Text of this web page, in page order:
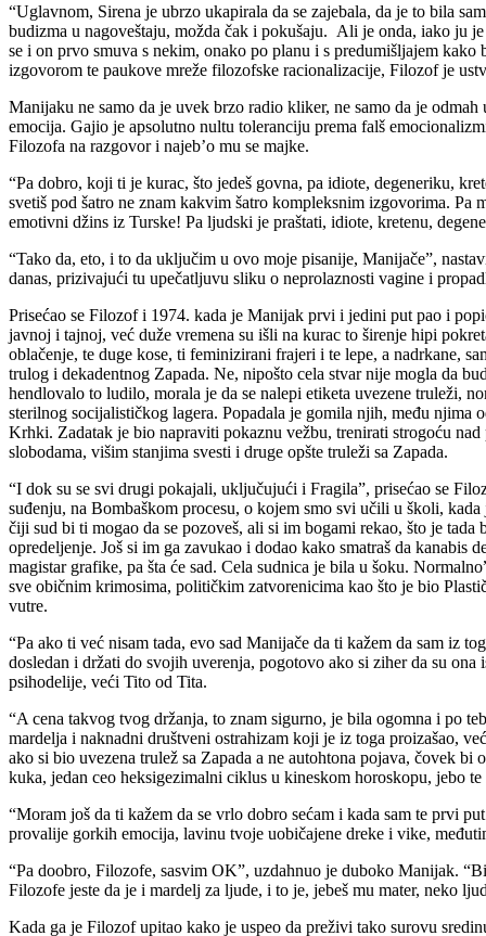
“Uglavnom, Sirena je ubrzo ukapirala da se zajebala, da je to bila
budizma u nagoveštaju, možda čak i pokušaju. Ali je onda, iako ju
se i on prvo smuva s nekim, onako po planu i s predumišljajem
izgovorom te paukove mreže filozofske racionalizacije, Filozof je
Manijaku ne samo da je uvek brzo radio kliker, ne samo da je
emocija. Gajio je apsolutno nultu toleranciju prema falš
Filozofa na razgovor i najeb’o mu se majke.
“Pa dobro, koji ti je kurac, što jedeš govna, pa idiote, degeneriku,
svetiš pod šatro ne znam kakvim šatro kompleksnim izgovorima.
emotivni džins iz Turske! Pa ljudski je praštati, idiote, kretenu,
“Tako da, eto, i to da uključim u ovo moje pisanije, Manijače”,
danas, prizivajući tu upečatljuvu sliku o neprolaznosti vagine i
Prisećao se Filozof i 1974. kada je Manijak prvi i jedini put pao i
javnoj i tajnoj, već duže vremena su išli na kurac to širenje hipi
oblačenje, te duge kose, ti feminizirani frajeri i te lepe, a nadrkane,
trulog i dekadentnog Zapada. Ne, nipošto cela stvar nije mogla da
hendlovalo to ludilo, morala je da se nalepi etiketa uvezene truleži,
sterilnog socijalističkog lagera. Popadala je gomila njih, među
Krhki. Zadatak je bio napraviti pokaznu vežbu, trenirati strogoću
slobodama, višim stanjima svesti i druge opšte truleži sa Zapada.
“I dok su se svi drugi pokajali, uključujući i Fragila”, prisećao se
suđenju, na Bombaškom procesu, o kojem smo svi učili u školi,
čiji sud bi ti mogao da se pozoveš, ali si im bogami rekao, što je
opredeljenje. Još si im ga zavukao i dodao kako smatraš da kanabis
magistar grafike, pa šta će sad. Cela sudnica je bila u šoku.
sve običnim krimosima, političkim zatvorenicima kao što je bio
vutre.
“Pa ako ti već nisam tada, evo sad Manijače da ti kažem da sam iz
dosledan i držati do svojih uverenja, pogotovo ako si ziher da su
psihodelije, veći Tito od Tita.
“A cena takvog tvog držanja, to znam sigurno, je bila ogomna i po
mardelja i naknadni društveni ostrahizam koji je iz toga proizašao,
ako si bio uvezena trulež sa Zapada a ne autohtona pojava, čovek
kuka, jedan ceo heksigezimalni ciklus u kineskom horoskopu, jebo te
“Moram još da ti kažem da se vrlo dobro sećam i kada sam te prvi
provalije gorkih emocija, lavinu tvoje uobičajene dreke i vike,
“Pa doobro, Filozofe, sasvim OK”, uzdahnuo je duboko Manijak.
Filozofe jeste da je i mardelj za ljude, i to je, jebeš mu mater, neko
Kada ga je Filozof upitao kako je uspeo da preživi tako surovu